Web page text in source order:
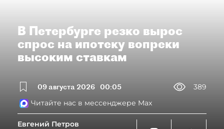
В Петербурге резко вырос
спрос на ипотеку вопреки
высоким ставкам
09 августа 2026 00:05
389
Читайте нас в мессенджере Max
Евгений Петров